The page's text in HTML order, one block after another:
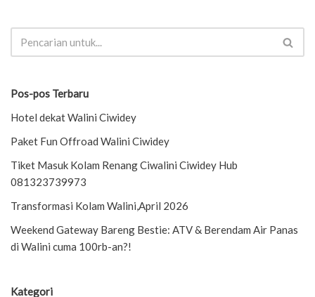
Pos-pos Terbaru
Hotel dekat Walini Ciwidey
Paket Fun Offroad Walini Ciwidey
Tiket Masuk Kolam Renang Ciwalini Ciwidey Hub
081323739973
Transformasi Kolam Walini,April 2026
Weekend Gateway Bareng Bestie: ATV & Berendam Air Panas
di Walini cuma 100rb-an?!
Kategori